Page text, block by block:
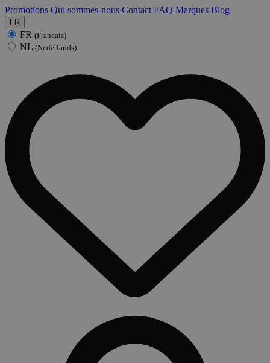
Promotions Qui sommes-nous Contact FAQ Marques Blog
FR
FR (Francais)
NL (Nederlands)